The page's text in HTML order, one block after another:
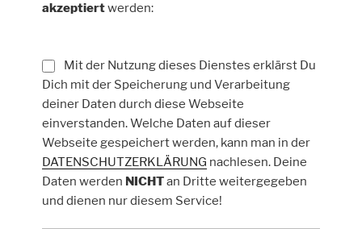
akzeptiertwerden:
Mit der Nutzung dieses Dienstes erklärst Du
Dich mit der Speicherung und Verarbeitung
deiner Daten durch diese Webseite
einverstanden. Welche Daten auf dieser
Webseite gespeichert werden, kann man in der
DATENSCHUTZERKLÄRUNG nachlesen. Deine
Daten werden NICHTan Dritte weitergegeben
und dienen nur diesem Service!